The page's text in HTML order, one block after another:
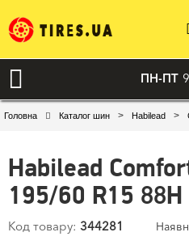
ПН-ПТ
Головна Каталог шин > Habilead >
Habilead
195/60 R15 88H
Код товару: 344281